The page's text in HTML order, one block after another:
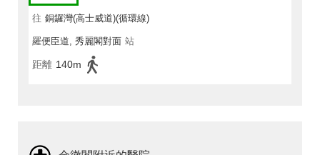
往 銅鑼灣(高士威道)(循環線)
羅便臣道, 秀麗閣對面 站
距離 140m